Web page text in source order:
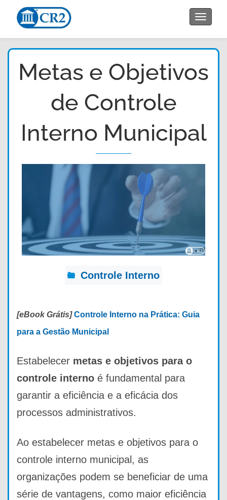
Toggle
Metas e Objetivos
de Controle
Interno Municipal
Controle Interno
[eBook Grátis]Controle Interno na Prática: Guia
para a Gestão Municipal
Estabelecer metas e objetivos para o
controle interno é fundamental para
garantir a eficiência e a eficácia dos
processos administrativos.
Ao estabelecer metas e objetivos para o
controle interno municipal, as
organizações podem se beneficiar de uma
série de vantagens, como maior eficiência